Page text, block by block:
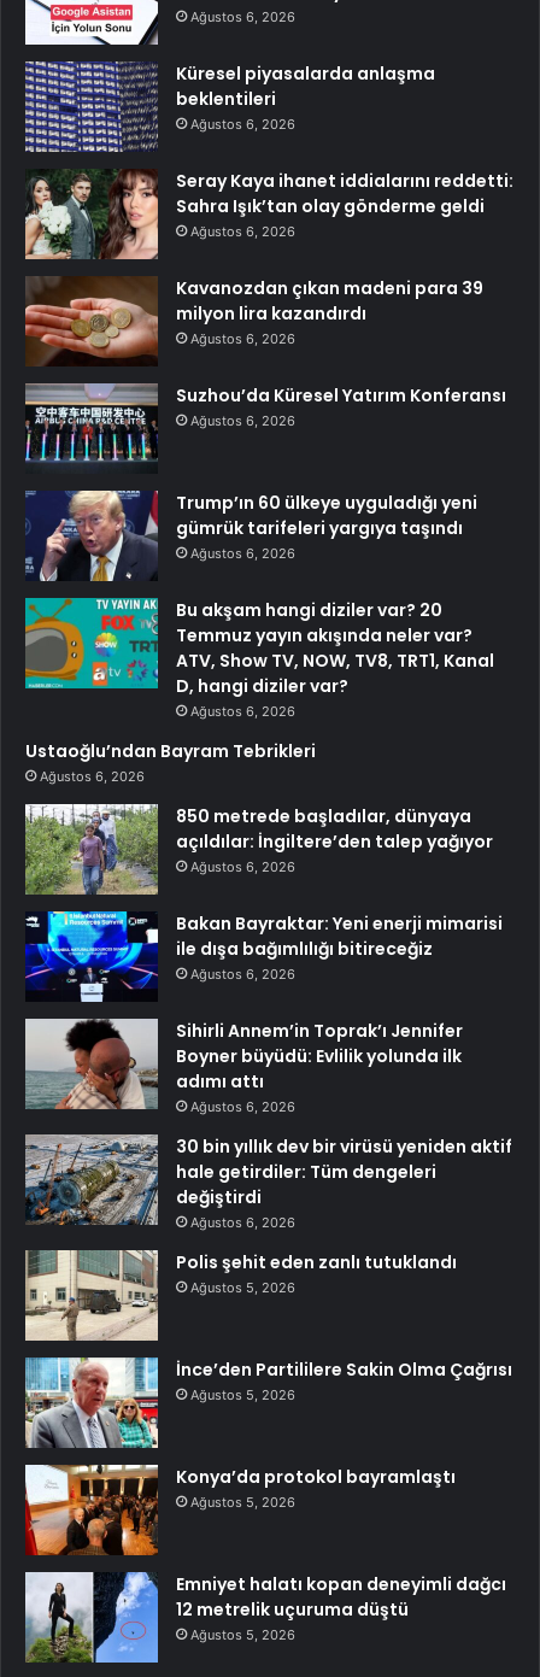
Ağustos 6, 2026
Küresel piyasalarda anlaşma
beklentileri
Ağustos 6, 2026
Seray Kaya ihanet iddialarını reddetti:
Sahra Işık’tan olay gönderme geldi
Ağustos 6, 2026
Kavanozdan çıkan madeni para 39
milyon lira kazandırdı
Ağustos 6, 2026
Suzhou’da Küresel Yatırım Konferansı
Ağustos 6, 2026
Trump’ın 60 ülkeye uyguladığı yeni
gümrük tarifeleri yargıya taşındı
Ağustos 6, 2026
Bu akşam hangi diziler var? 20
Temmuz yayın akışında neler var?
ATV, Show TV, NOW, TV8, TRT1, Kanal
D, hangi diziler var?
Ağustos 6, 2026
Ustaoğlu’ndan Bayram Tebrikleri
Ağustos 6, 2026
850 metrede başladılar, dünyaya
açıldılar: İngiltere’den talep yağıyor
Ağustos 6, 2026
Bakan Bayraktar: Yeni enerji mimarisi
ile dışa bağımlılığı bitireceğiz
Ağustos 6, 2026
Sihirli Annem’in Toprak’ı Jennifer
Boyner büyüdü: Evlilik yolunda ilk
adımı attı
Ağustos 6, 2026
30 bin yıllık dev bir virüsü yeniden aktif
hale getirdiler: Tüm dengeleri
değiştirdi
Ağustos 6, 2026
Polis şehit eden zanlı tutuklandı
Ağustos 5, 2026
İnce’den Partililere Sakin Olma Çağrısı
Ağustos 5, 2026
Konya’da protokol bayramlaştı
Ağustos 5, 2026
Emniyet halatı kopan deneyimli dağcı
12 metrelik uçuruma düştü
Ağustos 5, 2026